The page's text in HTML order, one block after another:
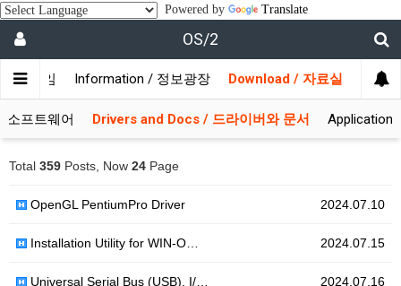
Powered by Translate
OS/2
자모임 Information / 정보광장 Download / 자료실
소프트웨어 Drivers and Docs / 드라이버와 문서
Total 359 Posts, Now 24 Page
2024.07.10
OpenGL PentiumPro Driver
2024.07.15
Installation Utility for WIN-O…
2024.07.16
Universal Serial Bus (USB), I/…